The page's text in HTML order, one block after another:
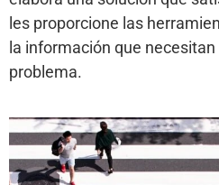
les proporcione las
la información que
problema.